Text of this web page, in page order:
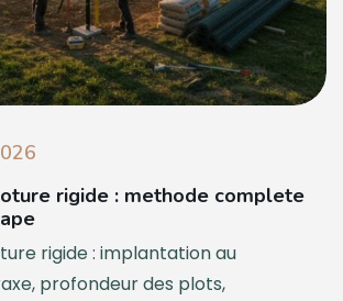
rigide : methode complete
rigide : implantation au
profondeur des plots,